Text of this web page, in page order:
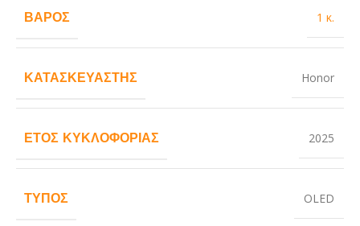
ΒΆΡΟΣ 1 κ.
ΚΑΤΑΣΚΕΥΑΣΤΉΣ Honor
ΈΤΟΣ ΚΥΚΛΟΦΟΡΊΑΣ 2025
ΤΎΠΟΣ OLED